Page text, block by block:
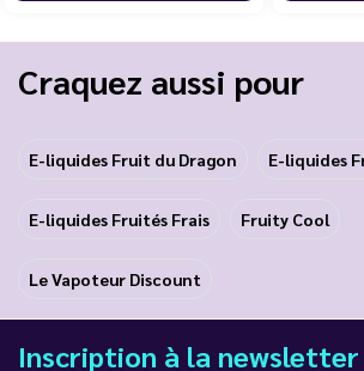
Craquez aussi pour
E-liquides Fruit du Dragon E-liquides
E-liquides Fruités Frais Fruity Cool
Le Vapoteur Discount
Inscription à la newsletter